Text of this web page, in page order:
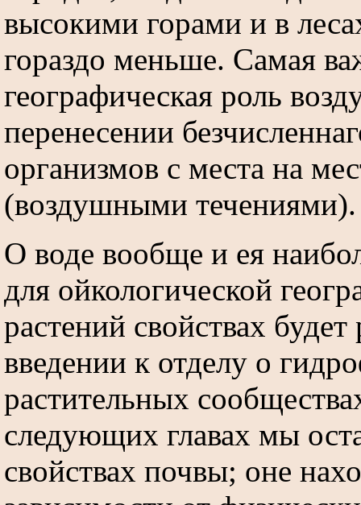
высокими горами и в
гораздо меньше. Самая
географическая роль
перенесении
организмов с места на
(воздушными течениями).
О воде вообще и ея
для ойкологической
растений свойствах будет
введении к отделу о
растительных
следующих главах мы
свойствах почвы; оне